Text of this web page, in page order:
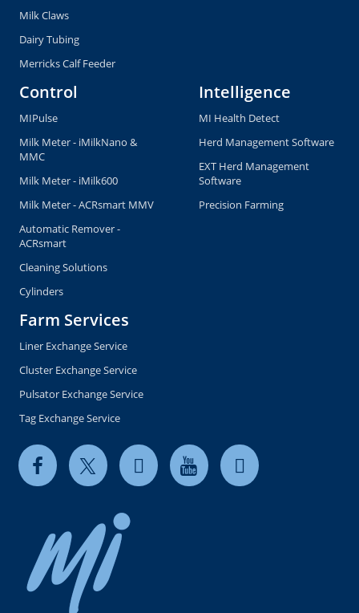
Milk Claws
Dairy Tubing
Merricks Calf Feeder
Control
MIPulse
Milk Meter - iMilkNano &
MMC
Milk Meter - iMilk600
Milk Meter - ACRsmart MMV
Automatic Remover -
ACRsmart
Cleaning Solutions
Cylinders
Intelligence
MI Health Detect
Herd Management Software
EXT Herd Management
Software
Precision Farming
Farm Services
Liner Exchange Service
Cluster Exchange Service
Pulsator Exchange Service
Tag Exchange Service